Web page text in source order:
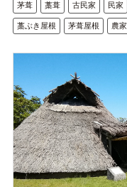
茅葺 藁葺 古民家 民家
藁ぶき屋根 茅葺屋根 農家